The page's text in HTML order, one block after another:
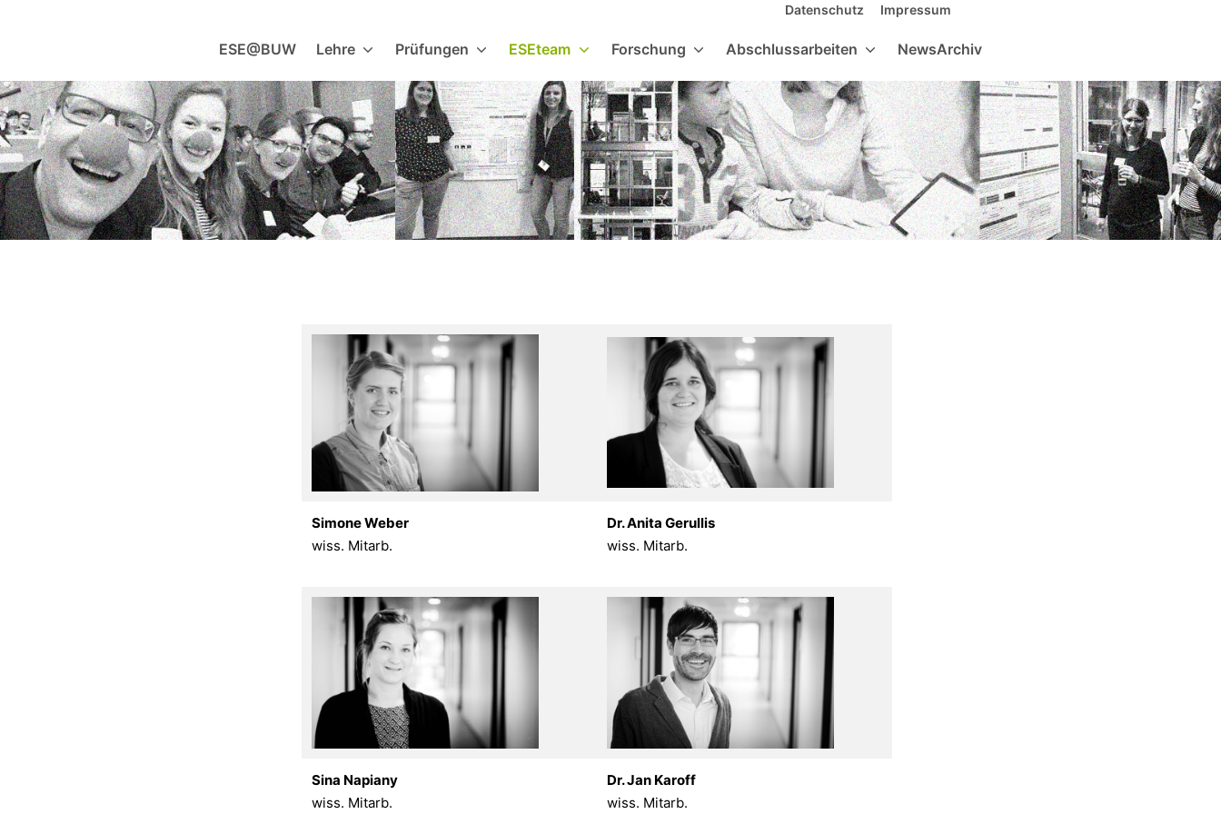
Datenschutz Impressum
ESE@BUW Lehre Prüfungen ESEteam Forschung Abschlussarbeiten NewsArchiv
Simone Weber
wiss. Mitarb.
Dr. Anita Gerullis
wiss. Mitarb.
Sina Napiany
wiss. Mitarb.
Dr. Jan Karoff
wiss. Mitarb.